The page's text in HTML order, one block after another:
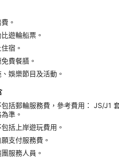
。
遊輪船票。
宿。
費餐膳。
娛樂節目及活動。
括郵輪服務費，參考費用： JS/J1
準。
括上岸遊玩費用。
支付服務費。
服務人員。